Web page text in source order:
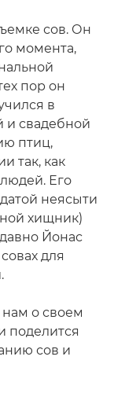
сов. Он
момента,
пор он
в
и свадебной
птиц,
так, как
Его
неясыти
хищник)
Йонас
для
нам о своем
поделится
сов и